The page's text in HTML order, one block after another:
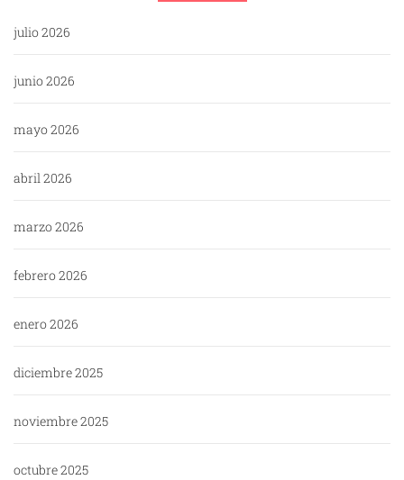
julio 2026
junio 2026
mayo 2026
abril 2026
marzo 2026
febrero 2026
enero 2026
diciembre 2025
noviembre 2025
octubre 2025